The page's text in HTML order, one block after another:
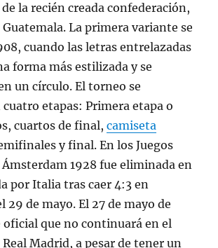
la recién creada confederación,
La primera variante se
cuando las letras entrelazadas
forma más estilizada y se
un círculo. El torneo se
etapas: Primera etapa o
cuartos de final,camiseta
y final. En los Juegos
1928 fue eliminada en
por Italia tras caer 4:3 en
29 de mayo. El 27 de mayo de
oficial que no continuará en el
Madrid, a pesar de tener un